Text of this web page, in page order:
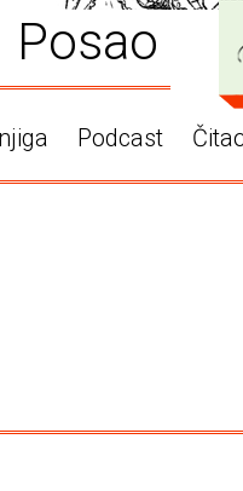
Posao
Podcast